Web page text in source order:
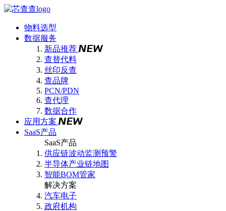
物料选型
数据服务
新品推荐
查替代料
丝印反查
查品牌
PCN/PDN
查代理
数据合作
应用方案
SaaS产品
SaaS产品
供应链波动监测预警
半导体产业链地图
智能BOM管家
解决方案
汽车电子
政府机构